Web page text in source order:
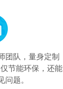
团队，量身定制
节能环保，还能
问题。